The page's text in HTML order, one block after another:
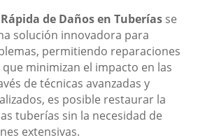
de Daños en Tuberías se
solución innovadora para
permitiendo reparaciones
minimizan el impacto en las
de técnicas avanzadas y
es posible restaurar la
tuberías sin la necesidad de
extensivas.